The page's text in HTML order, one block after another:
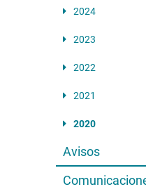
2024
2023
2022
2021
2020
Avisos